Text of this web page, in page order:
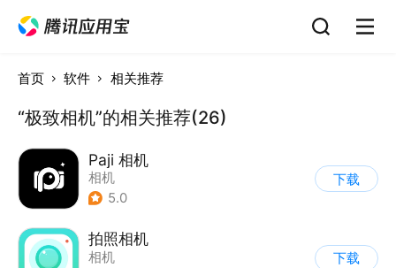
首页 软件 相关推荐
“极致相机”的相关推荐(26)
Paji 相机
相机
5.0
下载
拍照相机
相机
下载